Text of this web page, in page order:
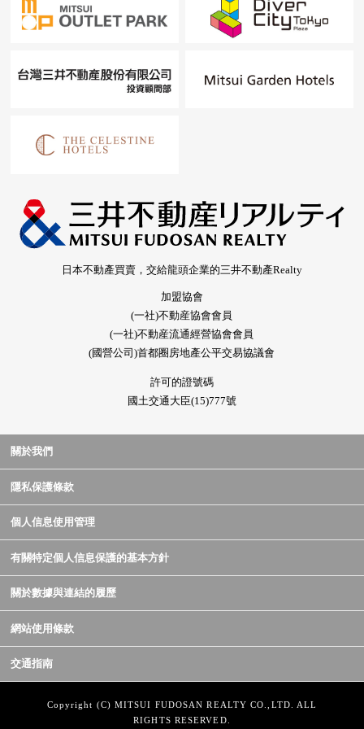
日本不動產買賣，交給龍頭企業的三井不動產Realty
加盟協會
(一社)不動産協會會員
(一社)不動産流通經營協會會員
(國營公司)首都圈房地產公平交易協議會
許可的證號碼
國土交通大臣(15)777號
關於我們
隱私保護條款
個人信息使用管理
有關特定個人信息保護的基本方針
關於數據與連結的履歷
網站使用條款
交通指南
Copyright (C) MITSUI FUDOSAN REALTY CO.,LTD. ALL
RIGHTS RESERVED.